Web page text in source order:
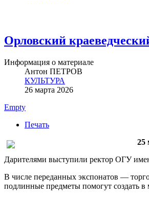
Орловский
Информация о материале
Антон ПЕТРОВ
КУЛЬТУРА
26 марта 2026
Empty
Печать
25
Дарителями выступили ректор ОГУ
В числе переданных экспонатов —
подлинные предметы помогут создать